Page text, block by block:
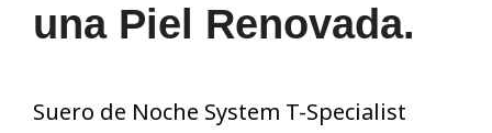
una Piel Renovada.
Suero de Noche System T-Specialist